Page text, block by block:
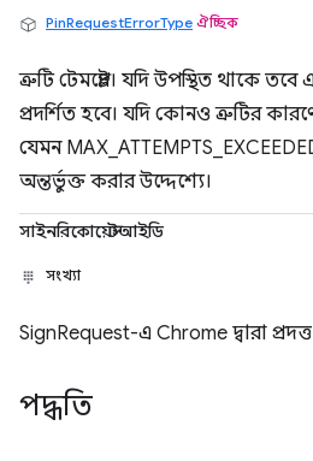
PinRequestErrorType ঐচ্ছিক
ত্রুটি টেমপ্লেট। যদি উপস্থিত থাকে
প্রদর্শিত হবে। যদি কোনও ত্রুটির
যেমন
অন্তর্ভুক্ত করার উদ্দেশ্যে।
সাইনরিকোয়েস্টআইডি
সংখ্যা
SignRequest-এ Chrome দ্বারা
পদ্ধতি